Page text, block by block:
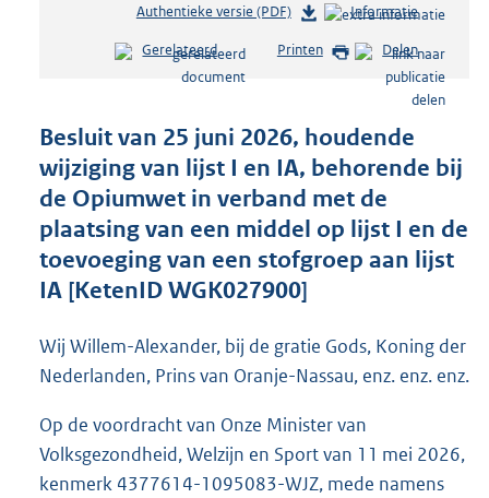
Authentieke versie (PDF)b
s
n
d
s
g
o
o
t
:
1
2
K
Informatie
Gerelateerd Printen Delen
Besluit van 25 juni 2026, houdende
wijziging van lijst I en IA, behorende bij
de Opiumwet in verband met de
plaatsing van een middel op lijst I en de
toevoeging van een stofgroep aan lijst
IA [KetenID WGK027900]
Wij Willem-Alexander, bij de gratie Gods, Koning der
Nederlanden, Prins van Oranje-Nassau, enz. enz. enz.
Op de voordracht van Onze Minister van
Volksgezondheid, Welzijn en Sport van 11 mei 2026,
kenmerk 4377614-1095083-WJZ, mede namens